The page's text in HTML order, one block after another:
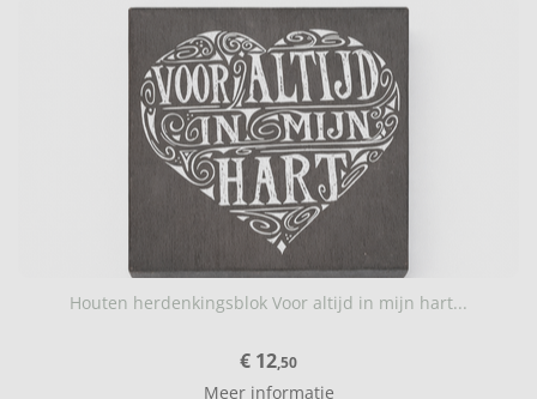
Houten herdenkingsblok Voor altijd in mijn hart...
€ 12,50
Meer informatie